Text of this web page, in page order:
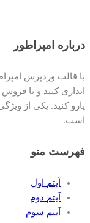
درباره امپراطور
با قالب وردپرس
اندازی کنید و با
پارو کنید. یکی از
است.
فهرست منو
آیتم اول
آیتم دوم
آیتم سوم